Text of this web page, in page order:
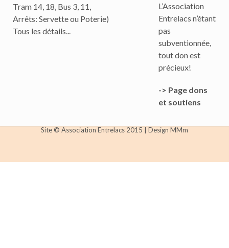
Tram 14, 18, Bus 3, 11,
Arrêts: Servette ou Poterie)
Tous les détails...
L’Association
Entrelacs n’étant
pas
subventionnée,
tout don est
précieux!
-> Page dons
et soutiens
Site © Association Entrelacs 2015 | Design MMm